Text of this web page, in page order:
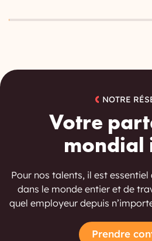
NOTRE
Votre
mondial
Pour nos talents, il est
dans le monde entier et de
quel employeur depuis
Prendre